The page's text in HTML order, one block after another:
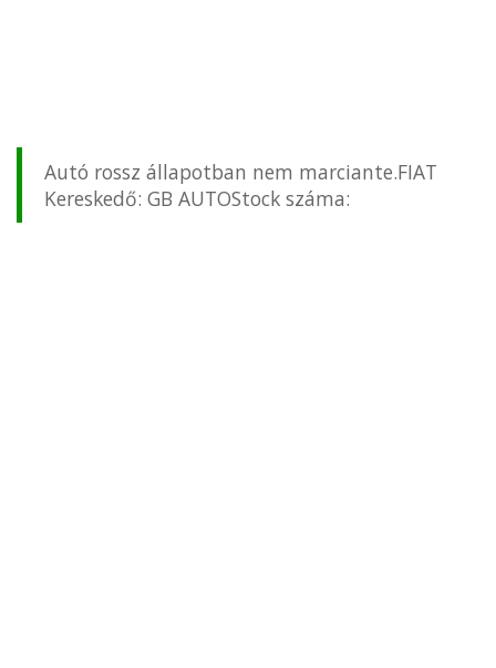
Autó rossz állapotban nem marciante.FIAT
Kereskedő: GB AUTOStock száma: